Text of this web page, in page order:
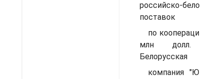
российско-
поставок
по кооперации -
млн долл. в
Белорусская
компания